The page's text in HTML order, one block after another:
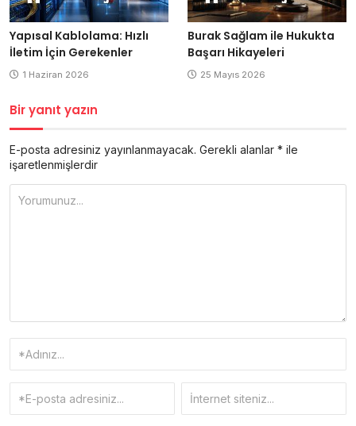
Yapısal Kablolama: Hızlı
İletim İçin Gerekenler
1 Haziran 2026
Burak Sağlam ile Hukukta
Başarı Hikayeleri
25 Mayıs 2026
Bir yanıt yazın
E-posta adresiniz yayınlanmayacak. Gerekli alanlar * ile
işaretlenmişlerdir